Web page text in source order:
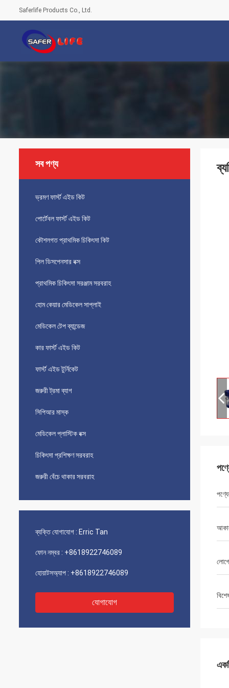
Saferlife Products Co., Ltd.
সব পণ্য
ভ্রমণ ফার্স্ট এইড কিট
পোর্টেবল ফার্স্ট এইড কিট
কৌশলগত প্রাথমিক চিকিৎসা কিট
পিল ডিসপেনসার বক্স
প্রাথমিক চিকিৎসা সরঞ্জাম সরবরাহ
হোম কেয়ার মেডিকেল সাপ্লাই
মেডিকেল টেপ ব্যান্ডেজ
কার ফার্স্ট এইড কিট
ফার্স্ট এইড টুর্নিকেট
জরুরী ট্রমা ব্যাগ
সিপিআর মাস্ক
মেডিকেল প্লাস্টিক বক্স
চিকিৎসা প্রশিক্ষণ সরবরাহ
জরুরী বেঁচে থাকার সরবরাহ
ব্যক্তি যোগাযোগ : Erric Tan
ফোন নম্বর : +8618922746089
হোয়াটসঅ্যাপ : +8618922746089
যোগাযোগ